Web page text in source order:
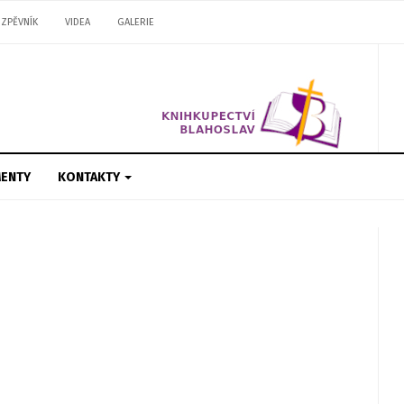
ZPĚVNÍK VIDEA GALERIE
KONTAKTY